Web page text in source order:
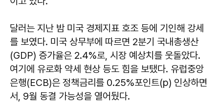
달러는 지난 밤 미국 경제지표 호조 등에 기인해 강세
를 보였다. 미국 상무부에 따르면 2분기 국내총생산
(GDP) 증가율은 2.4%로, 시장 예상치를 웃돌았다.
여기에 유로화 약세 현상 등도 힘을 보탰다. 유럽중앙
은행(ECB)은 정책금리를 0.25%포인트(p) 인상하면
서, 9월 동결 가능성을 열어뒀다.